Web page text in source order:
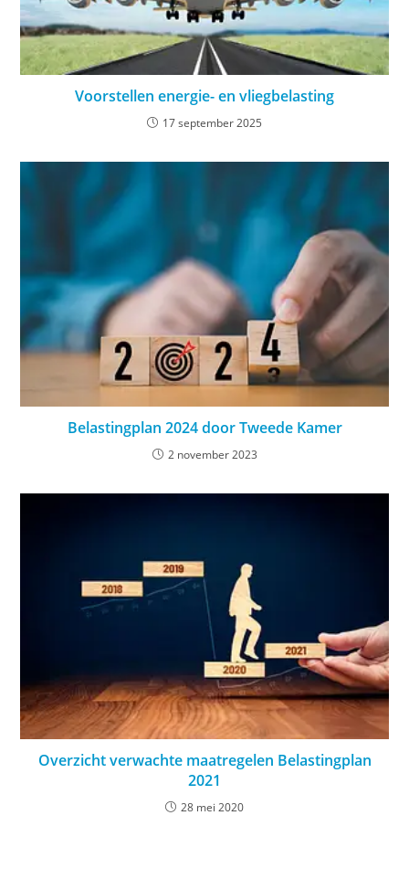
Voorstellen energie- en vliegbelasting
17 september 2025
Belastingplan 2024 door Tweede Kamer
2 november 2023
Overzicht verwachte maatregelen Belastingplan
2021
28 mei 2020